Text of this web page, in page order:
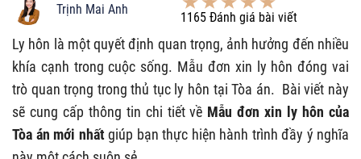
Trịnh Mai Anh
1165 Đánh giá bài viết
Ly hôn là một quyết định quan trọng, ảnh hưởng đến nhiều
khía cạnh trong cuộc sống. Mẫu đơn xin ly hôn đóng vai
trò quan trọng trong thủ tục ly hôn tại Tòa án. Bài viết này
sẽ cung cấp thông tin chi tiết về Mẫu đơn xin ly hôn của
Tòa án mới nhấtgiúp bạn thực hiện hành trình đầy ý nghĩa